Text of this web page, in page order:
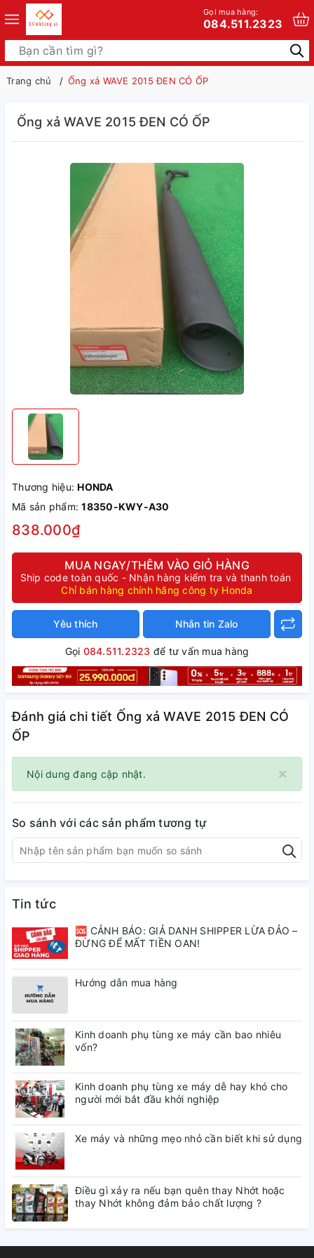
Gọi mua hàng:
084.511.2323
Trang chủ Ống xả WAVE 2015 ĐEN CÓ ỐP
Ống xả WAVE 2015 ĐEN CÓ ỐP
Thương hiệu:HONDA
Mã sản phẩm:18350-KWY-A30
838.000₫
MUA NGAY/THÊM VÀO GIỎ HÀNG
Ship code toàn quốc - Nhận hàng kiểm tra và thanh toán
Chỉ bán hàng chính hãng công ty Honda
Yêu thích Nhắn tin Zalo
Gọi 084.511.2323 để tư vấn mua hàng
Đánh giá chi tiết Ống xả WAVE 2015 ĐEN CÓ
ỐP
×
Nội dung đang cập nhật.
So sánh với các sản phẩm tương tự
Tin tức
🆘 CẢNH BÁO: GIẢ DANH SHIPPER LỪA ĐẢO –
ĐỪNG ĐỂ MẤT TIỀN OAN!
Hướng dẫn mua hàng
Kinh doanh phụ tùng xe máy cần bao nhiêu
vốn?
Kinh doanh phụ tùng xe máy dễ hay khó cho
người mới bắt đầu khởi nghiệp
Xe máy và những mẹo nhỏ cần biết khi sử dụng
Điều gì xảy ra nếu bạn quên thay Nhớt hoặc
thay Nhớt không đảm bảo chất lượng ?